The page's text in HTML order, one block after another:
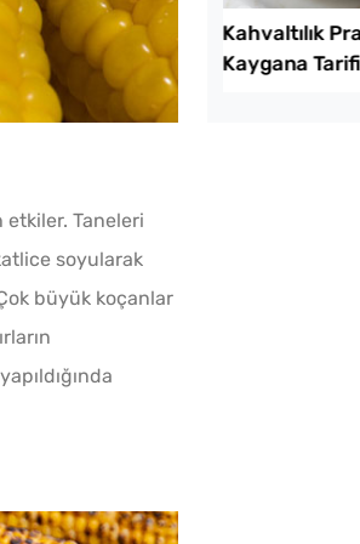
Kahvaltılık Pratik
etkiler. Taneleri
soyularak
büyük koçanlar